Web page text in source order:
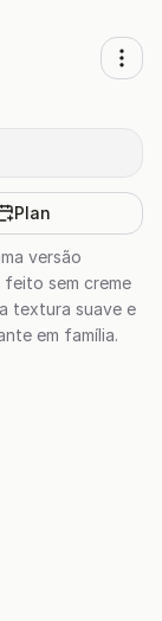
Plan
versão
sem creme
textura suave e
em família.